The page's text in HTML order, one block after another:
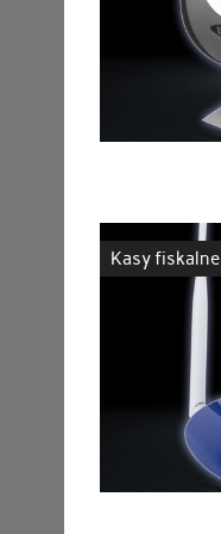
Kasy fiskalne